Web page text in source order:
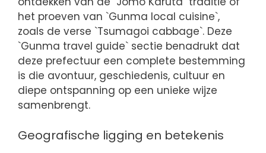
het proeven van `Gunma local cuisine`,
zoals de verse `Tsumagoi cabbage`. Deze
`Gunma travel guide` sectie benadrukt dat
deze prefectuur een complete bestemming
is die avontuur, geschiedenis, cultuur en
diepe ontspanning op een unieke wijze
samenbrengt.
Geografische ligging en betekenis